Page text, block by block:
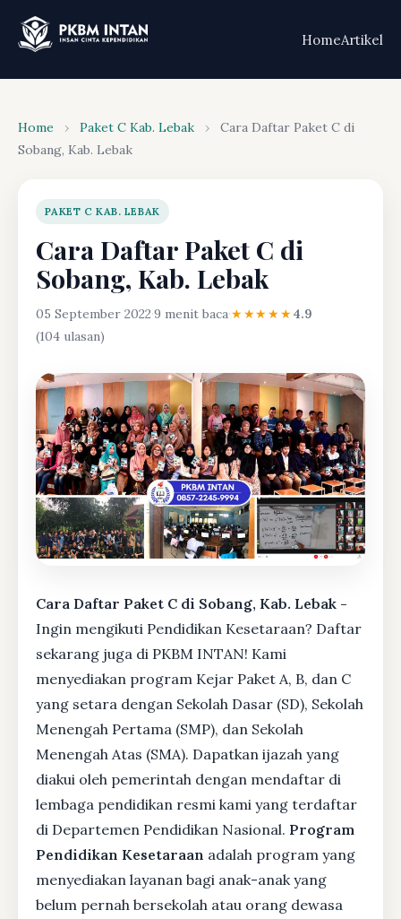
HomeArtikel
Home › Paket C Kab. Lebak ›
Cara Daftar Paket C di
Sobang, Kab. Lebak
PAKET C KAB. LEBAK
Cara Daftar Paket C di
Sobang, Kab. Lebak
05 September 2022·9 menit baca·★★★★★4.9
(104 ulasan)
Cara Daftar Paket C di Sobang, Kab. Lebak -
Ingin mengikuti Pendidikan Kesetaraan? Daftar
sekarang juga di PKBM INTAN! Kami
menyediakan program Kejar Paket A, B, dan C
yang setara dengan Sekolah Dasar (SD), Sekolah
Menengah Pertama (SMP), dan Sekolah
Menengah Atas (SMA). Dapatkan ijazah yang
diakui oleh pemerintah dengan mendaftar di
lembaga pendidikan resmi kami yang terdaftar
di Departemen Pendidikan Nasional. Program
Pendidikan Kesetaraan adalah program yang
menyediakan layanan bagi anak-anak yang
belum pernah bersekolah atau orang dewasa